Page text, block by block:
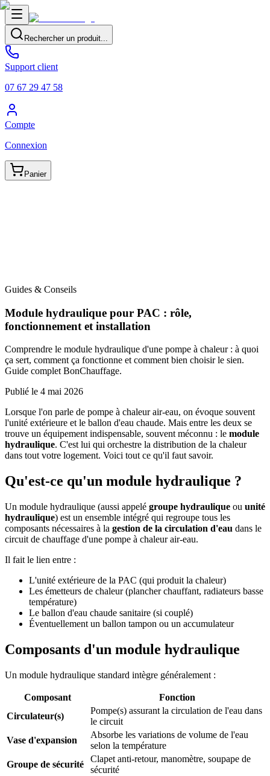
Rechercher un produit...
Support client
07 67 29 47 58
Compte
Connexion
Panier
Guides & Conseils
Module hydraulique pour PAC : rôle,
fonctionnement et installation
Comprendre le module hydraulique d'une pompe à chaleur : à quoi
ça sert, comment ça fonctionne et comment bien choisir le sien.
Guide complet BonChauffage.
Publié le 4 mai 2026
Lorsque l'on parle de pompe à chaleur air-eau, on évoque souvent
l'unité extérieure et le ballon d'eau chaude. Mais entre les deux se
trouve un équipement indispensable, souvent méconnu : le module
hydraulique. C'est lui qui orchestre la distribution de la chaleur
dans tout votre logement. Voici tout ce qu'il faut savoir.
Qu'est-ce qu'un module hydraulique ?
Un module hydraulique (aussi appelé groupe hydraulique ou unité
hydraulique) est un ensemble intégré qui regroupe tous les
composants nécessaires à la gestion de la circulation d'eau dans le
circuit de chauffage d'une pompe à chaleur air-eau.
Il fait le lien entre :
L'unité extérieure de la PAC (qui produit la chaleur)
Les émetteurs de chaleur (plancher chauffant, radiateurs basse
température)
Le ballon d'eau chaude sanitaire (si couplé)
Éventuellement un ballon tampon ou un accumulateur
Composants d'un module hydraulique
Un module hydraulique standard intègre généralement :
Composant
Fonction
Circulateur(s)
Pompe(s) assurant la circulation de l'eau dans
le circuit
Vase d'expansion
Absorbe les variations de volume de l'eau
selon la température
Groupe de sécurité
Clapet anti-retour, manomètre, soupape de
sécurité